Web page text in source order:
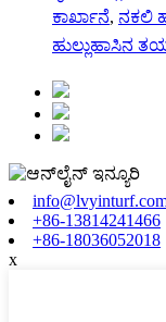
ಕಾರ್ಖಾನೆ, ನಕಲಿ
ಹುಲ್ಲುಹಾಸಿನ
+86-13814241466
+86-18036052018
x